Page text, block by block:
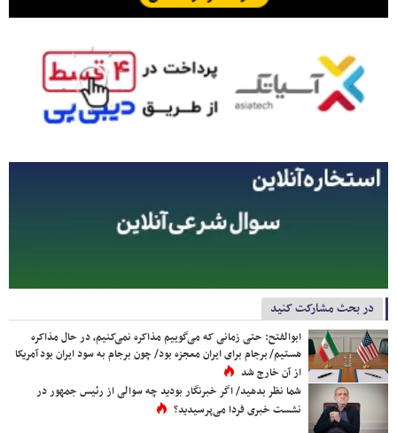
در بحث مشارکت کنید
ابوالفتح: حتی زمانی که می‌گوییم مذاکره نمی‌کنیم، در حال مذاکره
هستیم/ برجام برای ایران معجزه بود/ چون برجام به سود ایران بود آمریکا
از آن خارج شد
شما نظر بدهید/ اگر خبرنگار بودید چه سوالی از رئیس جمهور در
نشست خبری فردا می‌پرسیدید؟